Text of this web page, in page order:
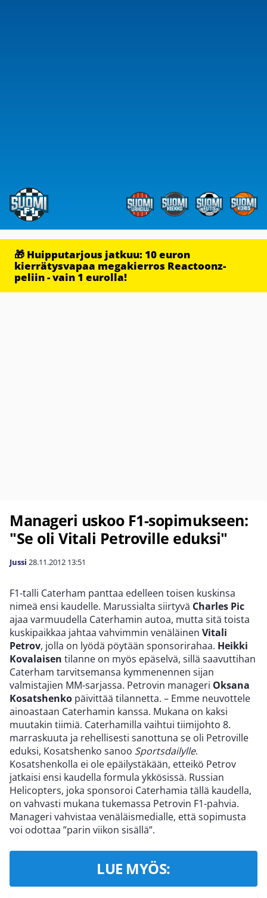
🎁 Huipputarjous jatkuu: 10 euron
kierrätysvapaa megakierros Reactoonz-
peliin - vain 1 eurolla!
Manageri uskoo F1-sopimukseen:
"Se oli Vitali Petroville eduksi"
Jussi 28.11.2012 13:51
F1-talli Caterham panttaa edelleen toisen kuskinsa
nimeä ensi kaudelle. Marussialta siirtyvä Charles Pic
ajaa varmuudella Caterhamin autoa, mutta sitä toista
kuskipaikkaa jahtaa vahvimmin venäläinen Vitali
Petrov, jolla on lyödä pöytään sponsorirahaa. Heikki
Kovalaisen tilanne on myös epäselvä, sillä saavuttihan
Caterham tarvitsemansa kymmenennen sijan
valmistajien MM-sarjassa. Petrovin manageri Oksana
Kosatshenko päivittää tilannetta. – Emme neuvottele
ainoastaan Caterhamin kanssa. Mukana on kaksi
muutakin tiimiä. Caterhamilla vaihtui tiimijohto 8.
marraskuuta ja rehellisesti sanottuna se oli Petroville
eduksi, Kosatshenko sanoo Sportsdailylle.
Kosatshenkolla ei ole epäilystäkään, etteikö Petrov
jatkaisi ensi kaudella formula ykkösissä. Russian
Helicopters, joka sponsoroi Caterhamia tällä kaudella,
on vahvasti mukana tukemassa Petrovin F1-pahvia.
Manageri vahvistaa venäläismedialle, että sopimusta
voi odottaa ”parin viikon sisällä”.
LUE MYÖS: